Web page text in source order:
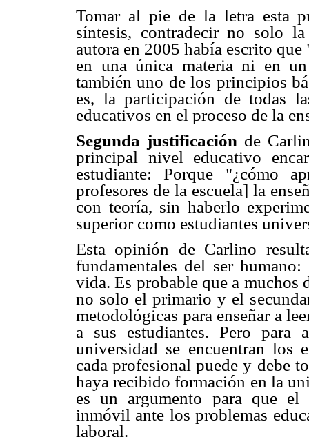
Tomar al pie de la letra esta
síntesis, contradecir no solo
autora en 2005 había escrito
en una única materia ni en
también uno de los principios
es, la participación de todas
educativos en el proceso de la
Segunda justificación de
principal nivel educativo
estudiante: Porque "¿cómo
profesores de la escuela] la
con teoría, sin haberlo
superior como estudiantes
Esta opinión de Carlino
fundamentales del ser
vida. Es probable que a muchos
no solo el primario y el
metodológicas para enseñar a
a sus estudiantes. Pero para
universidad se encuentran los
cada profesional puede y debe
haya recibido formación en la
es un argumento para que el
inmóvil ante los problemas
laboral.